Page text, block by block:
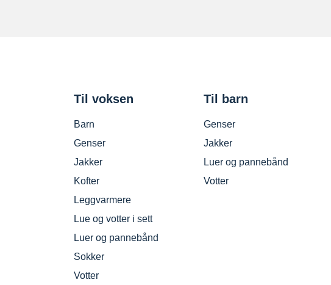
Til voksen
Barn
Genser
Jakker
Kofter
Leggvarmere
Lue og votter i sett
Luer og pannebånd
Sokker
Votter
Til barn
Genser
Jakker
Luer og pannebånd
Votter